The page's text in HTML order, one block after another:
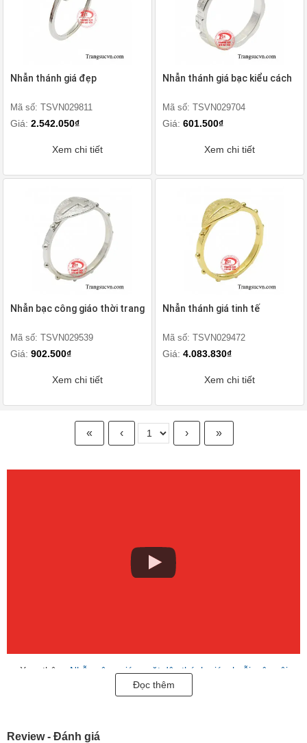
Nhẫn thánh giá đẹp
Mã số: TSVN029811
Giá: 2.542.050₫
Xem chi tiết
Nhẫn thánh giá bạc kiểu cách
Mã số: TSVN029704
Giá: 601.500₫
Xem chi tiết
Nhẫn bạc công giáo thời trang
Mã số: TSVN029539
Giá: 902.500₫
Xem chi tiết
Nhẫn thánh giá tinh tế
Mã số: TSVN029472
Giá: 4.083.830₫
Xem chi tiết
« ‹ › »
Xem thêm: Nhẫn công giáo mặt dây thánh giá
chuỗi mân côi
Đọc thêm
Review - Đánh giá